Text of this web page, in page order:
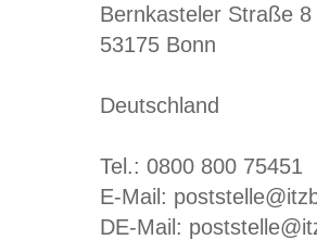
Bernkasteler Straße 8
53175 Bonn
Deutschland
Tel.: 0800 800 75451
E-Mail:
DE-Mail: